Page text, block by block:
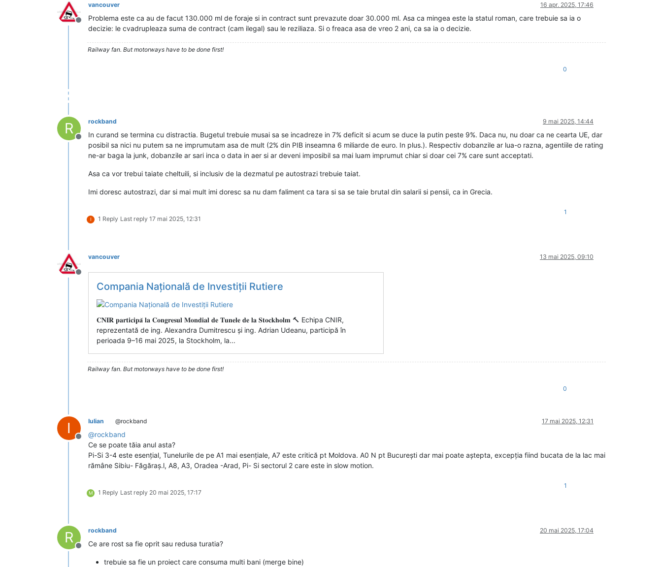
Deconectat
vancouver 16 apr. 2025, 17:46
Problema este ca au de facut 130.000 ml de foraje si in contract sunt prevazute doar 30.000 ml. Asa ca mingea este la statul roman, care trebuie sa ia o
decizie: le cvadrupleaza suma de contract (cam ilegal) sau le reziliaza. Si o freaca asa de vreo 2 ani, ca sa ia o decizie.
Railway fan. But motorways have to be done first!
0
R
Deconectat
rockband 9 mai 2025, 14:44
In curand se termina cu distractia. Bugetul trebuie musai sa se incadreze in 7% deficit si acum se duce la putin peste 9%. Daca nu, nu doar ca ne cearta UE, dar
posibil sa nici nu putem sa ne imprumutam asa de mult (2% din PIB inseamna 6 miliarde de euro. In plus.). Respectiv dobanzile ar lua-o razna, agentiile de rating
ne-ar baga la junk, dobanzile ar sari inca o data in aer si ar deveni imposibil sa mai luam imprumut chiar si doar cei 7% care sunt acceptati.
Asa ca vor trebui taiate cheltuili, si inclusiv de la dezmatul pe autostrazi trebuie taiat.
Imi doresc autostrazi, dar si mai mult imi doresc sa nu dam faliment ca tara si sa se taie brutal din salarii si pensii, ca in Grecia.
I 1 Reply Last reply 17 mai 2025, 12:31
1
Deconectat
vancouver 13 mai 2025, 09:10
Compania Națională de Investiții Rutiere
𝐂𝐍𝐈𝐑 𝐩𝐚𝐫𝐭𝐢𝐜𝐢𝐩𝐚̆ 𝐥𝐚 𝐂𝐨𝐧𝐠𝐫𝐞𝐬𝐮𝐥 𝐌𝐨𝐧𝐝𝐢𝐚𝐥 𝐝𝐞 𝐓𝐮𝐧𝐞𝐥𝐞 𝐝𝐞 𝐥𝐚 𝐒𝐭𝐨𝐜𝐤𝐡𝐨𝐥𝐦 🔨 Echipa CNIR,
reprezentată de ing. Alexandra Dumitrescu și ing. Adrian Udeanu, participă în
perioada 9–16 mai 2025, la Stockholm, la...
Railway fan. But motorways have to be done first!
0
I
Deconectat
Iulian @rockband 17 mai 2025, 12:31
@rockband
Ce se poate tăia anul asta?
Pi-Si 3-4 este esențial, Tunelurile de pe A1 mai esențiale, A7 este critică pt Moldova. A0 N pt București dar mai poate aștepta, excepția fiind bucata de la lac mai
rămâne Sibiu- Făgăraș.l, A8, A3, Oradea -Arad, Pi- Si sectorul 2 care este in slow motion.
M 1 Reply Last reply 20 mai 2025, 17:17
1
R
Deconectat
rockband 20 mai 2025, 17:04
Ce are rost sa fie oprit sau redusa turatia?
trebuie sa fie un proiect care consuma multi bani (merge bine)